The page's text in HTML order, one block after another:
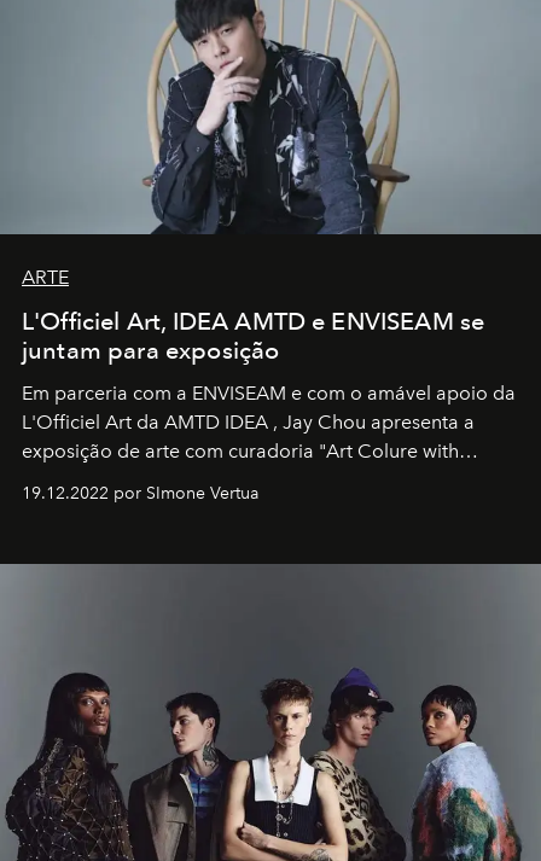
ARTE
L'Officiel Art, IDEA AMTD e ENVISEAM se
juntam para exposição
Em parceria com a ENVISEAM e com o amável apoio da
L'Officiel Art da AMTD IDEA , Jay Chou apresenta a
exposição de arte com curadoria "Art Colure with
19.12.2022 por SImone Vertua